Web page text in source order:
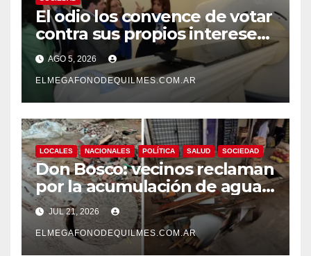
El odio los convence de votar
contra sus propios intereses.
Una Sociedad atrapada en la
grieta
AGO 5, 2026
ELMEGAFONODEQUILMES.COM.AR
LOCALES NACIONALES POLÍTICA SALUD SOCIEDAD
Don Bosco: vecinos reclaman
por la acumulación de agua,
hundimientos y barro en
calles y veredas.
JUL 21, 2026
ELMEGAFONODEQUILMES.COM.AR